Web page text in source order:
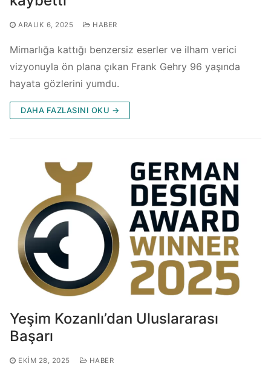
ARALIK 6, 2025 HABER
Mimarlığa kattığı benzersiz eserler ve ilham verici
vizyonuyla ön plana çıkan Frank Gehry 96 yaşında
hayata gözlerini yumdu.
DAHA FAZLASINI OKU →
Yeşim Kozanlı’dan Uluslararası
Başarı
EKIM 28, 2025 HABER